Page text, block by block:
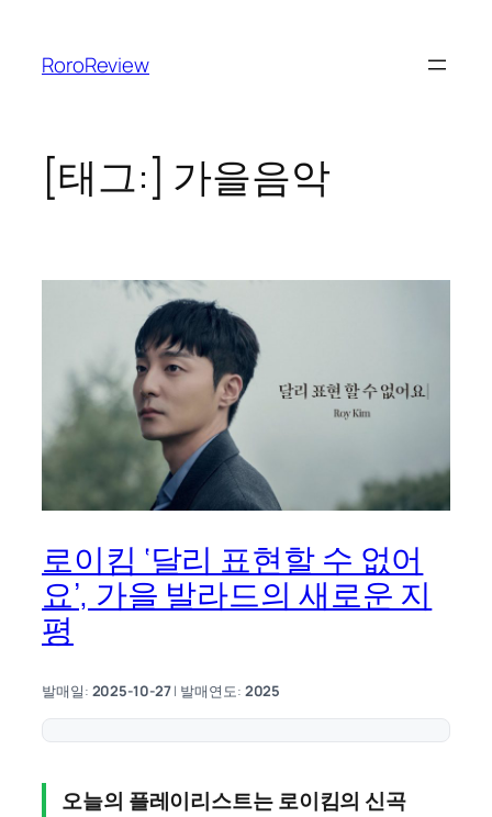
RoroReview
[태그:] 가을음악
로이킴 ‘달리 표현할 수 없어
요’, 가을 발라드의 새로운 지
평
발매일: 2025-10-27| 발매연도: 2025
오늘의 플레이리스트는 로이킴의 신곡